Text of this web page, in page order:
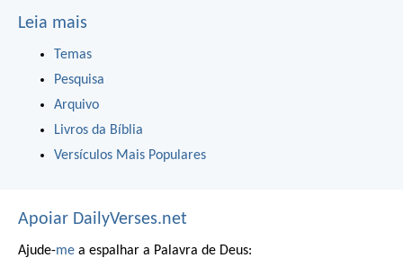
Leia mais
Temas
Pesquisa
Arquivo
Livros da Bíblia
Versículos Mais Populares
Apoiar DailyVerses.net
Ajude-me a espalhar a Palavra de Deus: